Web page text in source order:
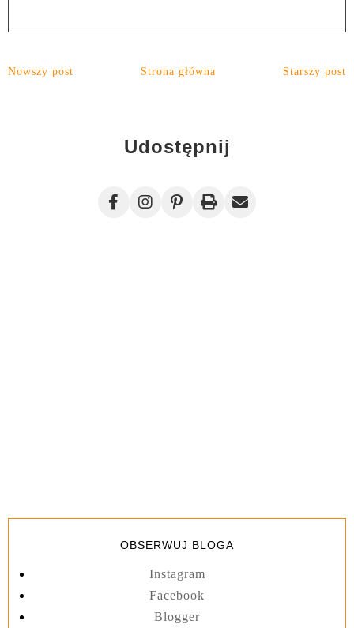
Nowszy post Starszy post
Strona główna
Udostępnij
OBSERWUJ BLOGA
Instagram
Facebook
Blogger